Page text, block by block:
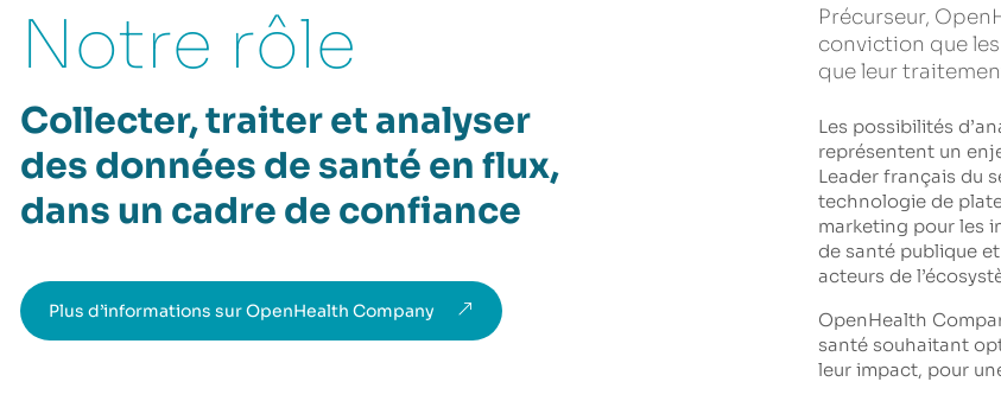
Notre rôle
Collecter, traiter et analyser
des données de santé en flux,
dans un cadre de confiance
Plus d’informations sur OpenHealth Company
Précurseur,
conviction que
que leur
Les possibilités
représentent un
Leader français du
technologie de
marketing pour les
de santé publique
acteurs de
OpenHealth
santé souhaitant
leur impact, pour